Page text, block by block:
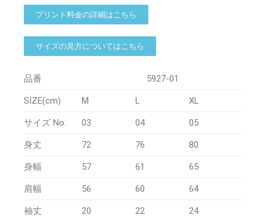
プリント料金の詳細はこちら
サイズの見方についてはこちら
品番 5927-01
SIZE(cm) M L XL
サイズ No. 03 04 05
身丈 72 76 80
身幅 57 61 65
肩幅 56 60 64
袖丈 20 22 24